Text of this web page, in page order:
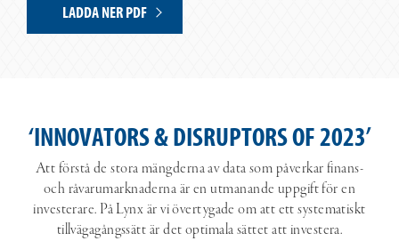
LADDA NER PDF
‘INNOVATORS & DISRUPTORS OF 2023’
Att förstå de stora mängderna av data som påverkar finans-
och råvarumarknaderna är en utmanande uppgift för en
investerare. På Lynx är vi övertygade om att ett systematiskt
tillvägagångssätt är det optimala sättet att investera.